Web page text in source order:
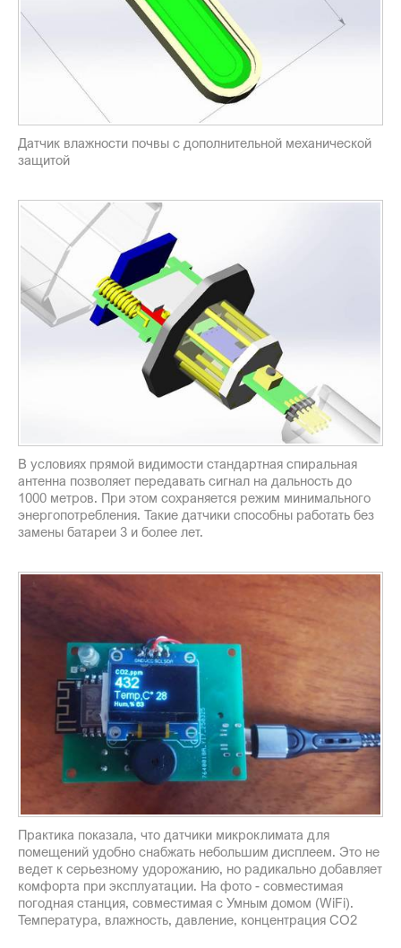
Датчик влажности почвы с дополнительной механической
защитой
В условиях прямой видимости стандартная спиральная
антенна позволяет передавать сигнал на дальность до
1000 метров. При этом сохраняется режим минимального
энергопотребления. Такие датчики способны работать без
замены батареи 3 и более лет.
Практика показала, что датчики микроклимата для
помещений удобно снабжать небольшим дисплеем. Это не
ведет к серьезному удорожанию, но радикально добавляет
комфорта при эксплуатации. На фото - совместимая
погодная станция, совместимая с Умным домом (WiFi).
Температура, влажность, давление, концентрация CO2